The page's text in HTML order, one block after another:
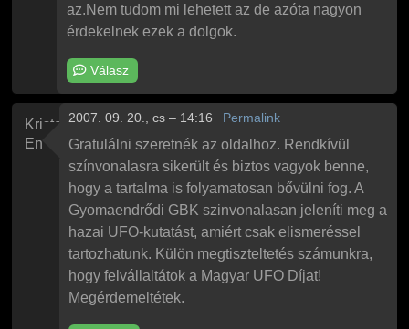
az.Nem tudom mi lehetett az de azóta nagyon
érdekelnek ezek a dolgok.
Válasz
Kriston
Endre
2007. 09. 20., cs – 14:16 Permalink
Gratulálni szeretnék az oldalhoz. Rendkívül
színvonalasra sikerült és biztos vagyok benne,
hogy a tartalma is folyamatosan bővülni fog. A
Gyomaendrődi GBK szinvonalasan jeleníti meg a
hazai UFO-kutatást, amiért csak elismeréssel
tartozhatunk. Külön megtiszteltetés számunkra,
hogy felvállaltátok a Magyar UFO Díjat!
Megérdemeltétek.